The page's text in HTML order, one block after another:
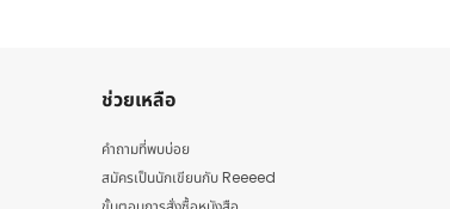
ช่วยเหลือ
คำถามที่พบบ่อย
สมัครเป็นนักเขียนกับ Reeeed